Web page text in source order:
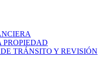
PROPIEDAD
TRÁNSITO Y REVISIÓN